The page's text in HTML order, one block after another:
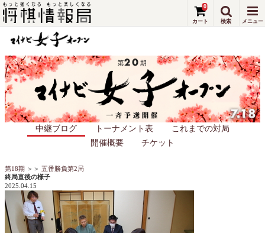
中継ブログ トーナメント表
これまでの対局
開催概要
チケット
0
第18期 ＞＞ 五番勝負第2局
終局直後の様子
2025.04.15